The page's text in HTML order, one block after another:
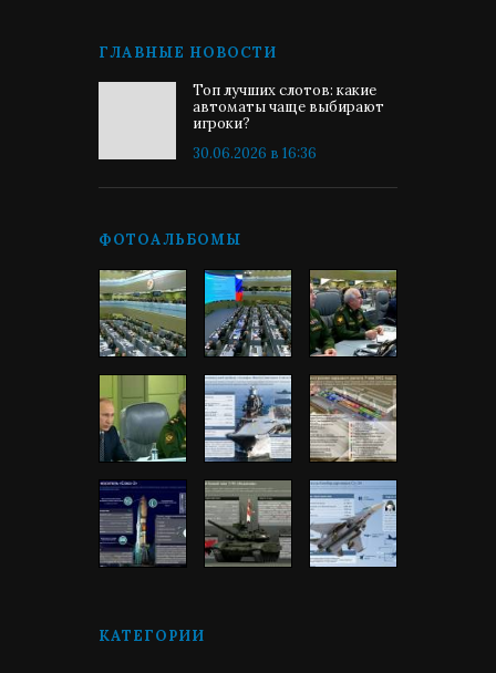
ГЛАВНЫЕ НОВОСТИ
Топ лучших слотов: какие
автоматы чаще выбирают
игроки?
30.06.2026 в 16:36
ФОТОАЛЬБОМЫ
КАТЕГОРИИ